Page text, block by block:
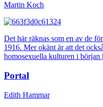
Martin Koch
Det här räknas som en av de
1916. Mer okänt är att det
homosexuella kulturen i
Portal
Edith Hammar